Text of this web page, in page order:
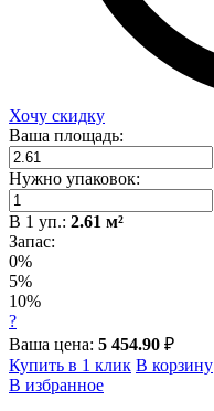
Хочу скидку
Ваша площадь:
Нужно упаковок:
В 1 уп.: 2.61 м²
Запас:
0%
5%
10%
?
Ваша цена: 5 454.90 ₽
Купить в 1 клик В корзину
В избранное